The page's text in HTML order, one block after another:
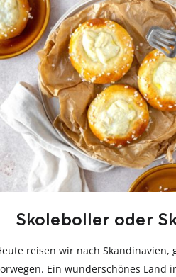
Skoleboller oder
reisen wir nach Skandinavien,
Ein wunderschönes Land